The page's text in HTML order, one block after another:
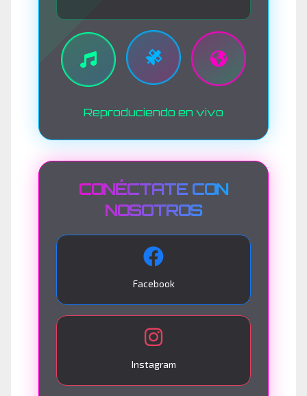
Reproduciendo en vivo
CONÉCTATE CON
NOSOTROS
Facebook
Instagram